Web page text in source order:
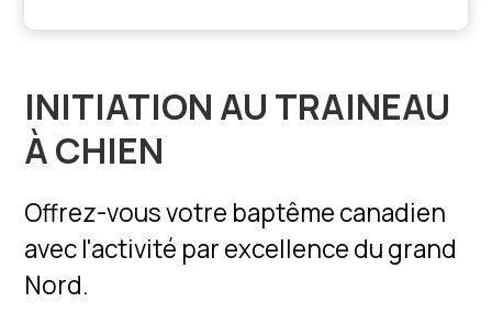
INITIATION AU TRAINEAU
À CHIEN
Offrez-vous votre baptême canadien
avec l'activité par excellence du grand
Nord.